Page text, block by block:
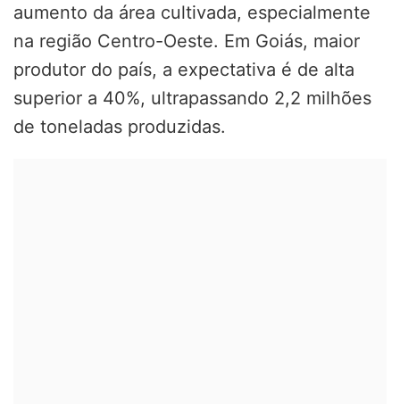
aumento da área cultivada, especialmente
na região Centro-Oeste. Em Goiás, maior
produtor do país, a expectativa é de alta
superior a 40%, ultrapassando 2,2 milhões
de toneladas produzidas.